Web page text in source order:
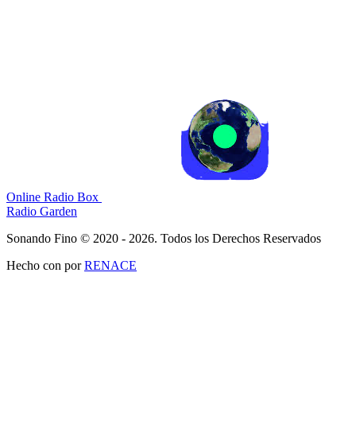
Online Radio Box
Radio Garden
Sonando Fino © 2020 - 2026. Todos los Derechos Reservados
Hecho con porRENACE